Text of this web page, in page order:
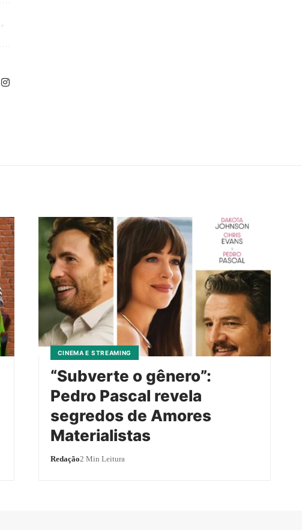
CINEMA E STREAMING
“Subverte o gênero”:
Pedro Pascal revela
segredos de Amores
Materialistas
Redação2 Min Leitura